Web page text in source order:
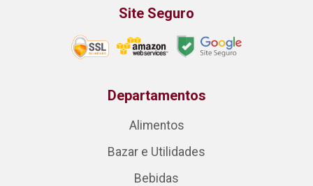
Site Seguro
Departamentos
Alimentos
Bazar e Utilidades
Bebidas